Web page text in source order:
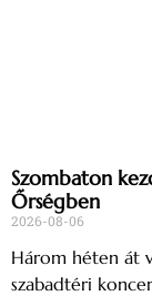
Szombaton
Őrségben
2026-08-06
Három héten át
szabadtéri